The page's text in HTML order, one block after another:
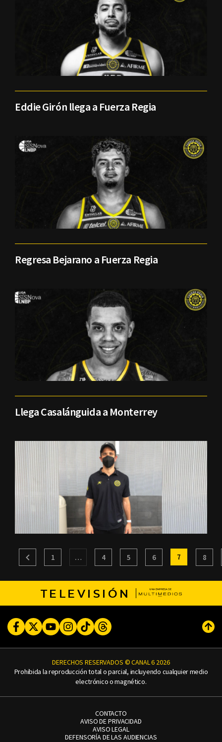
Eddie Girón llega a Fuerza Regia
Regresa Bejarano a Fuerza Regia
Llega Casalánguida a Monterrey
1 … 4 5 6 7 8
TELEVISIÓN
FacebookTwitterYoutubeInstagram
TikTokThreads
DERECHOS RESERVADOS © CANAL 6 2026
Prohibida la reproducción total o parcial, incluyendo cualquier medio
electrónico o magnético.
CONTACTO
AVISO DE PRIVACIDAD
AVISO LEGAL
DEFENSORÍA DE LAS AUDIENCIAS